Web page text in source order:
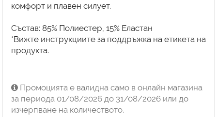
комфорт и плавен силует.
Състав: 85% Полиестер, 15% Еластан
*Вижте инструкциите за поддръжка на етикета на
продукта.
Промоцията е валидна само в онлайн магазина
за периода 01/08/2026 до 31/08/2026 или до
изчерпване на количеството.